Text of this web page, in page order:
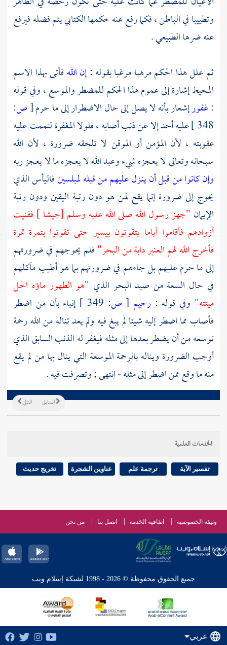
وتطييبا في الباطن ، فكما رفع عنه حكمها الكتابي يتم فضله فيرفع
عنه ضرها الطبيعي .
ثم علل هذا الحكم مرهبا مرغبا بقوله :إن اللهفأتى بهذا الاسم
المحيط إشارة إلى عموم هذا الحكم للمضطر والموسع ، وفي قوله
:غفورإشعار بأنه لا يصل إلى حال الاضطرار إلى ما حرم[ص:
348 ] عليه أحد إلا عن ذنب أصابه ، فلولا المغفرة لتممت عليه
عقوبته ، لأن المؤمن أو الموقن لا تلحقه ضرورة ، لأن الله
سبحانه وتعالى لا يعجزه شيء وعبد الله لا يعجزه ما لا يعجز ربه
وإن كانوا من قبل أن ينـزل عليهم من قبله لمبلسينفاليأس الذي
يحوج إلى ضرورة إنما يقع لمن هو دون رتبة اليقين ودون رتبة
الإيمان "جهز رسول الله صلى الله عليه وسلم [جيشا ] ففنيت
أزوادهم فأقاموا أياما يتقوتون بيسير حتى تقوتوا بتمرة تمرة
فأخرج الله لهم العنبر دابة من البحر"فلم يحوجهم في ضرورتهم
إلى ما حرم عليهم بل جاءهم في ضرورتهم بما هو أطيب مآكلهم
في حال السعة من صيد البحر الذي "هو الطهور ماؤه الحل
ميتته" وفي قوله :رحيم [ ص:
إنباء بأن من اضطر
فأصاب مما اضطر إليه شيئا لم يبغ فيه ولم يعد تناله من الله رحمة
توسعه من أن يضطر بعدها إلى مثله فيغفر له الذنب السابق الذي
أوجب الضرورة ويناله بالرحمة الموسعة التي ينال بها من لم يقع
منه ما وقع ممن اضطر إلى مثله - انتهى ; وتصرفت فيه .
التالي السابق
الخدمات العلمية
تفسير الآية ترجمة علم عناوين الشجرة تخريج حديث
وثيقة الخصوصية اتفاقية الخدمة اتصل بنا من نحن
جميع الحقوق محفوظة © 2026 - 1998 لشبكة إسلام ويب
عربي